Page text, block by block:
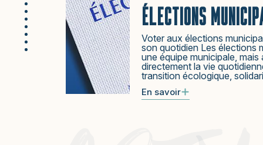
ÉLECTIONS
Voter aux élections
son quotidien Les élections
une équipe municipale,
directement la vie
transition écologique,
En savoir